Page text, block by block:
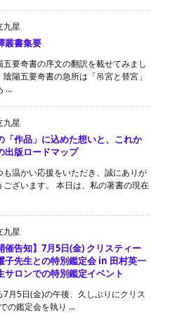
九星
叢書集要
五要奇書の序文の翻訳を載せてみまし
陰陽五要奇書の急所は「吊宮と替宮」
...
九星
「作品」に込めた想いと、これか
出版ロードマップ
も温かい応援をいただき、誠にありが
ございます。 本日は、私の著書の現在
九星
催告知】7月5日(金) クリスティー
子先生との特別鑑定会 in 田村英一
サロンでの特別鑑定イベント
7月5日(金)の午後、久しぶりにクリス
の鑑定会を執り ...